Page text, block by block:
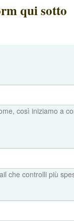
qui sotto
così iniziamo a
che controlli più